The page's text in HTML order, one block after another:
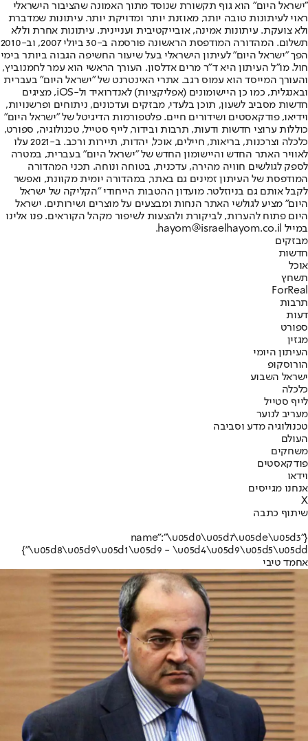
"ישראל היום" הוא גוף תקשורת שנוסד מתוך האמונה שהציבור הישראלי
ראוי לעיתונות טובה יותר, מאוזנת יותר ומדויקת יותר. עיתונות שמדברת
ולא צועקת. עיתונות אמינה, אובייקטיבית ועניינית. עיתונות אחרת וללא
תשלום. המהדורה המודפסת הראשונה פורסמה ב-30 ביולי 2007, וב-2010
הפך "ישראל היום" לעיתון הישראלי בעל שיעור החשיפה הגבוה ביותר בימי
חול. מו"ל העיתון היא ד"ר מרים אדלסון. העורך הראשי הוא עמר לחמנוביץ,
והעורך המייסד הוא עמוס רגב. אתרי האינטרנט של "ישראל היום" בעברית
ובאנגלית, כמו כן היישומונים (אפליקציות) לאנדרואיד ול-iOS, מציגים
חדשות מסביב לשעון, תוכן בלעדי, מבזקים ועדכונים, ניתוחים ופרשנויות,
וידיאו, פודקאסטים ושידורים חיים. פלטפורמות הדיגיטל של "ישראל היום"
כוללות ערוצי חדשות ודעות, תרבות ובידור, לייף סטייל, טכנולוגיה, ספורט,
כלכלה וצרכנות, בריאות, חיילים, אוכל, יהדות, תיירות ורכב. ב-2021 עלו
לאוויר האתר החדש והיישומון החדש של "ישראל היום" בעברית, במטרה
לספק לגולשים חוויה מהירה, עדכנית, בטוחה ונוחה. תכני המהדורה
המודפסת של העיתון זמינים גם באתר, במהדורה יומית מקוונת, ואפשר
לקבל אותם גם בניוזלטר. מועדון ההטבות הייחודי "הקליקה של ישראל
היום" מציע לגולשי האתר הנחות ומבצעים על מוצרים ושירותים. ישראל
היום פתוח להערות, לביקורת ולהצעות לשיפור מקהל הקוראים. פנו אלינו
במייל hayom@israelhayom.co.il.
מבזקים
חדשות
אוכל
תשחץ
ForReal
תרבות
דעות
ספורט
מגזין
העיתון היומי
הורוסקופ
ישראל השבוע
כלכלה
לייף סטייל
מעריב לנוער
טכנולוגיה מדע וסביבה
העולם
משחקים
פודקאסטים
וידאו
אנחנו מגייסים
X
שיתוף כתבה
{"name":"\u05d0\u05d7\u05de\u05d3
\u05d8\u05d9\u05d1\u05d9 - \u05d4\u05d9\u05d5\u05dd"}
אחמד טיבי